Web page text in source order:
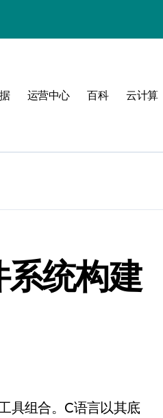
运营中心 百科 云计算
系统构建